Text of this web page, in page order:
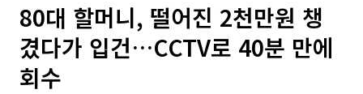
80대 할머니, 떨어진 2천만원 챙
겼다가 입건…CCTV로 40분 만에
회수